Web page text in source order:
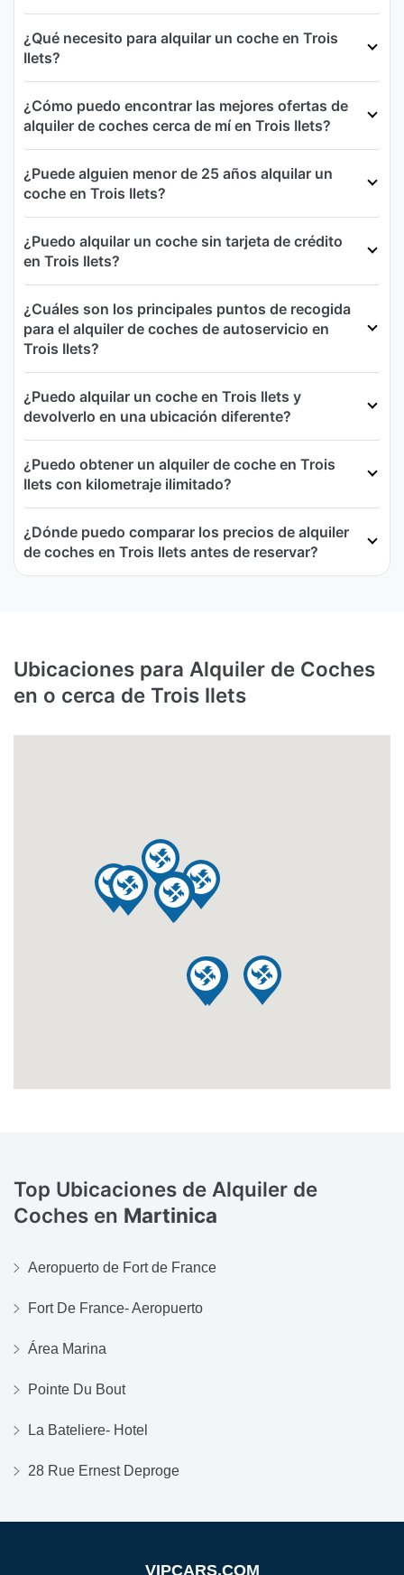
¿Qué necesito para alquilar un coche en Trois
Ilets?
¿Cómo puedo encontrar las mejores ofertas de
alquiler de coches cerca de mí en Trois Ilets?
¿Puede alguien menor de 25 años alquilar un
coche en Trois Ilets?
¿Puedo alquilar un coche sin tarjeta de crédito
en Trois Ilets?
¿Cuáles son los principales puntos de recogida
para el alquiler de coches de autoservicio en
Trois Ilets?
¿Puedo alquilar un coche en Trois Ilets y
devolverlo en una ubicación diferente?
¿Puedo obtener un alquiler de coche en Trois
Ilets con kilometraje ilimitado?
¿Dónde puedo comparar los precios de alquiler
de coches en Trois Ilets antes de reservar?
Ubicaciones para Alquiler de Coches
en o cerca de Trois Ilets
Top Ubicaciones de Alquiler de
Coches en Martinica
Aeropuerto de Fort de France
Fort De France- Aeropuerto
Área Marina
Pointe Du Bout
La Bateliere- Hotel
28 Rue Ernest Deproge
VIPCARS.COM